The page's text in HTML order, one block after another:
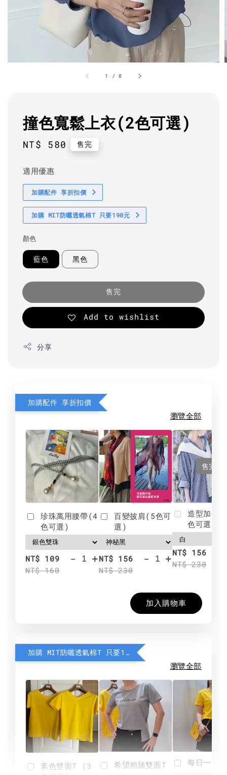
1 / 8
撞色寬鬆上衣(2色可選)
Regular
NT$ 580 售完
適用優惠
加購配件 享折扣價
加購 MIT防曬透氣棉T 只要190元
顏色
藍色 黑色
售完
Add to wishlist
分享
加購配件 享折扣價
瀏覽全部
珍珠萬用腰帶(4
色可選)
NT$ 109
NT$ 160
- +
百變披肩(5色可
選)
NT$ 156
NT$ 230
- +
售完
造型加分
色可選)
NT$ 156
NT$ 230
加入購物車
加購 MIT防曬透氣棉T 只要190元
瀏覽全部
素色雙面T (3
希望相隨雙面T 每日一笑